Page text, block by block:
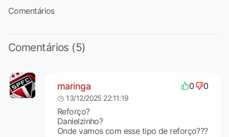
Comentários
Comentários (5)
maringa 0 0
13/12/2025 22:11:19
Reforço?
Danielzinho?
Onde vamos com esse tipo de reforço???